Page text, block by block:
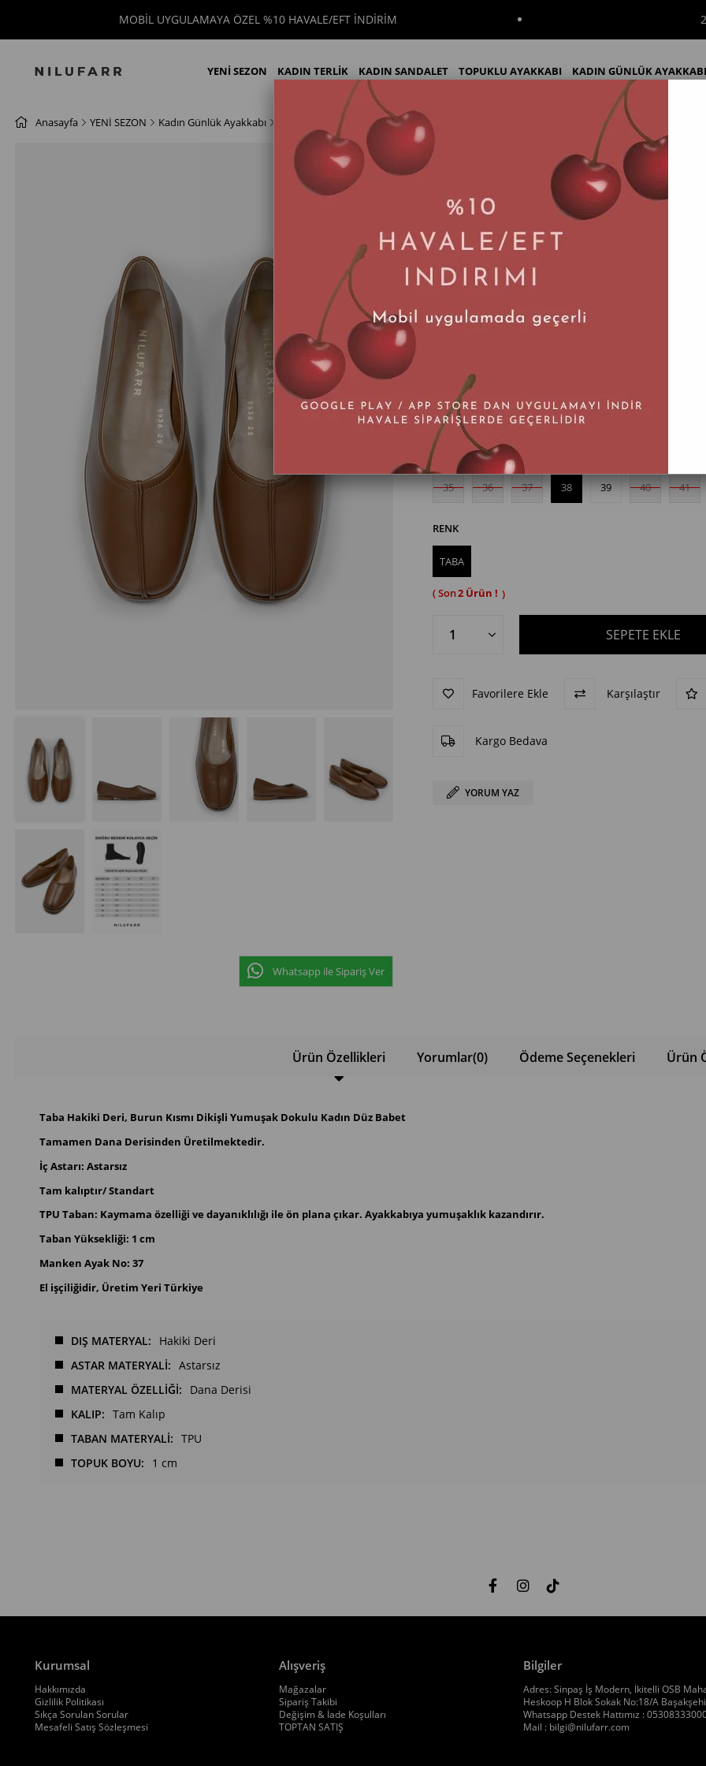
MOBİL UYGULAMAYA ÖZEL %10 HAVALE/EFT İNDİRİM 2000₺
YENİ SEZON KADIN TERLİK KADIN SANDALET TOPUKLU AYAKKABI KADIN GÜNLÜK AYAKKABI
KADIN BOT
Anasayfa YENİ SEZON Kadın Günlük Ayakkabı Tayga Taba Hakiki Deri Kadın Babet
Whatsapp ile Sipariş Ver
Tayga Taba Hakiki Deri Kadın Babet
Tahmini Teslim Süresi : 2 İş Günü
$78.54 (KDV Dahil)
$62.83
Renk Seçenekleri
BEDEN
2
35 36 37 38 39 40 41
RENK
TABA
Favorilere Ekle Karşılaştır
Kargo Bedava
YORUM YAZ
Ürün Özellikleri Yorumlar(0) Ödeme Seçenekleri Ürün
Taba Hakiki Deri, Burun Kısmı Dikişli Yumuşak Dokulu Kadın Düz Babet
Tamamen Dana Derisinden Üretilmektedir.
İç Astarı: Astarsız
Tam kalıptır/ Standart
TPU Taban: Kaymama özelliği ve dayanıklılığı ile ön plana çıkar. Ayakkabıya yumuşaklık kazandırır.
Taban Yüksekliği: 1 cm
Manken Ayak No: 37
El işçiliğidir, Üretim Yeri Türkiye
DIŞ MATERYAL
Hakiki Deri
ASTAR MATERYALİ
Astarsız
MATERYAL ÖZELLİĞİ
Dana Derisi
KALIP
Tam Kalıp
TABAN MATERYALİ
TPU
TOPUK BOYU
1 cm
Kurumsal
Hakkımızda
Gizlilik Politikası
Sıkça Sorulan Sorular
Mesafeli Satış Sözleşmesi
Alışveriş
Mağazalar
Sipariş Takibi
Değişim & İade Koşulları
TOPTAN SATIŞ
Bilgiler
Adres: Sinpaş İş Modern, İkitelli OSB
Heskoop H Blok Sokak No:18/A
Whatsapp Destek Hattımız :
Mail : bilgi@nilufarr.com